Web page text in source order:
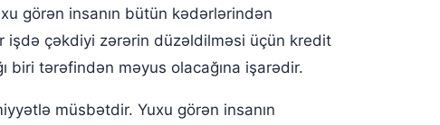
görən insanın bütün kədərlərindən
işdə çəkdiyi zərərin düzəldilməsi üçün kredit
biri tərəfindən məyus olacağına işarədir.
müsbətdir. Yuxu görən insanın